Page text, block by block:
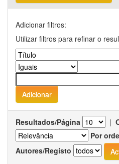
Adicionar filtros:
Utilizar filtros para refinar o
Resultados/Página |
Por
Autores/Registo